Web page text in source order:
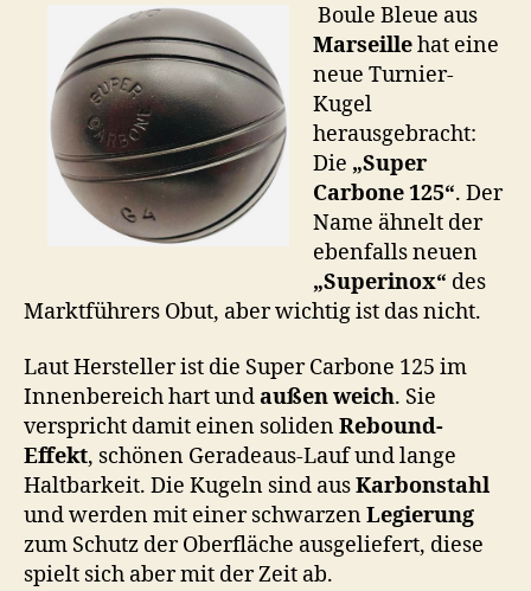
Boule Bleue aus
Marseillehat eine
neue Turnier-
Kugel
herausgebracht:
Die „Super
Carbone 125“. Der
Name ähnelt der
ebenfalls neuen
„Superinox“ des
Marktführers Obut, aber wichtig ist das nicht.
Laut Hersteller ist die Super Carbone 125 im
Innenbereich hart undaußen weich. Sie
verspricht damit einen solidenRebound-
Effekt, schönen Geradeaus-Lauf und lange
Haltbarkeit. Die Kugeln sind ausKarbonstahl
und werden mit einer schwarzenLegierung
zum Schutz der Oberfläche ausgeliefert, diese
spielt sich aber mit der Zeit ab.